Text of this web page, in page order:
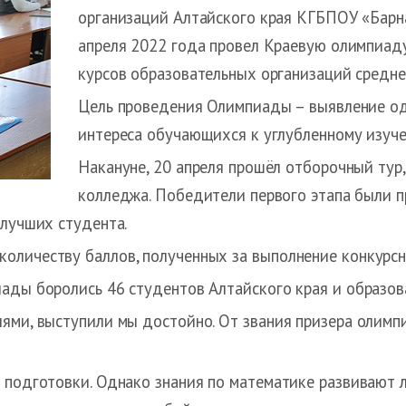
организаций Алтайского края КГБПОУ
апреля 2022 года провел Краевую
курсов образовательных организаций
Цель проведения Олимпиады – выявление
интереса обучающихся к углубленному
Накануне, 20 апреля прошёл отборочный
колледжа. Победители первого этапа были
студента.
баллов, полученных за выполнение
боролись 46 студентов Алтайского края и
выступили мы достойно. От звания призера
Однако знания по математике развивают